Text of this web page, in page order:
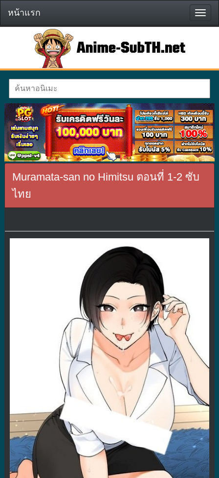
หน้า
แรก
หน้าแรก
Muramata-san no Himitsu ตอนที่ 1-2 ซับ
ไทย